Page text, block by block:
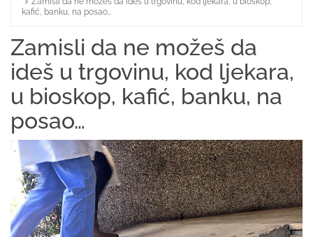
Home
kafić, banku, na posao…
Zamisli da ne možeš da
ideš u trgovinu, kod ljekara,
u bioskop, kafić, banku, na
posao…